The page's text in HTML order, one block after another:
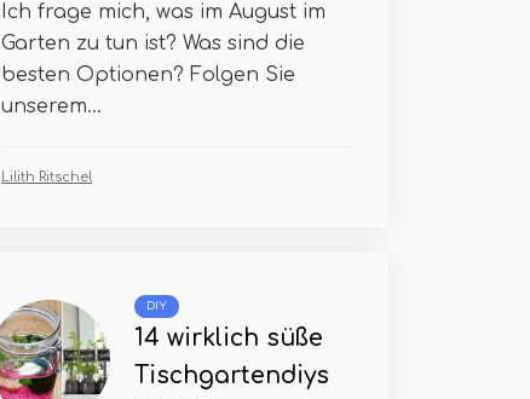
Ich frage mich, was im August im
Garten zu tun ist? Was sind die
besten Optionen? Folgen Sie
unserem...
Lilith Ritschel
DIY
14 wirklich süße
Tischgartendiys